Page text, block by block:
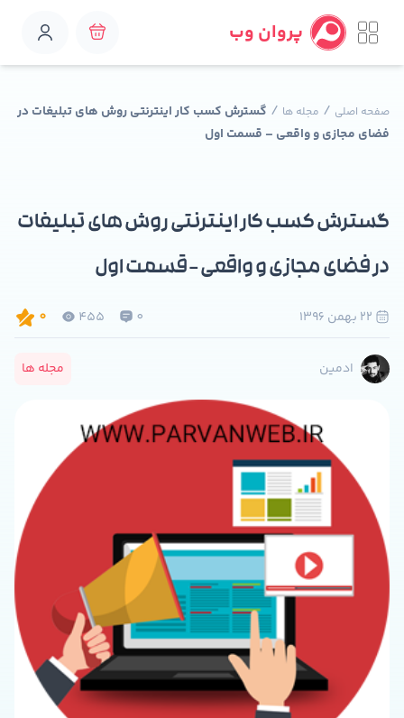
پروان وب
صفحه اصلی / مجله ها / گسترش کسب کار اینترنتی روش های تبلیغات در
فضای مجازی و واقعی – قسمت اول
0
455
0
گسترش کسب کار اینترنتی روش های تبلیغات
در فضای مجازی و واقعی – قسمت اول
ادمین مجله ها